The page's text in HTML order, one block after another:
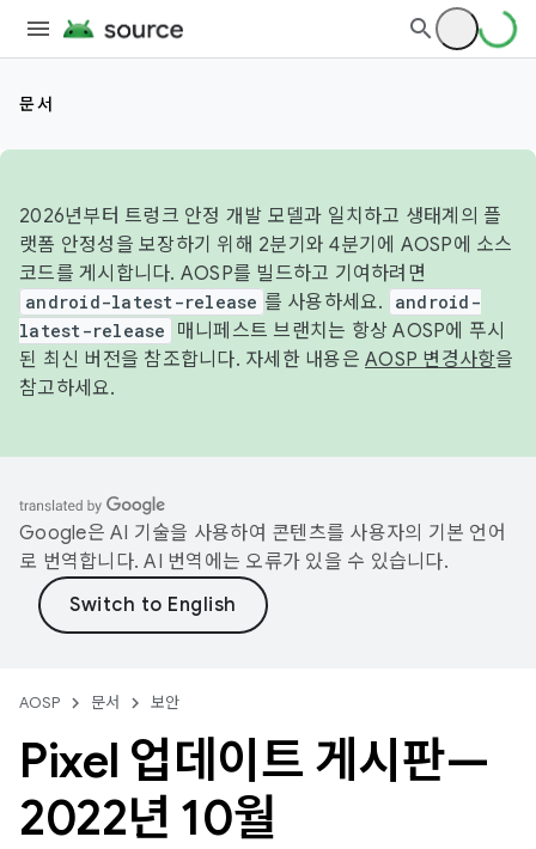
문서
2026년부터 트렁크 안정 개발 모델과 일치하고 생태계의 플
랫폼 안정성을 보장하기 위해 2분기와 4분기에 AOSP에 소스
코드를 게시합니다. AOSP를 빌드하고 기여하려면
android-latest-release 를 사용하세요.
android-
latest-release
매니페스트 브랜치는 항상 AOSP에 푸시
된 최신 버전을 참조합니다. 자세한 내용은 AOSP 변경사항을
참고하세요.
Google은 AI 기술을 사용하여 콘텐츠를 사용자의 기본 언어
로 번역합니다. AI 번역에는 오류가 있을 수 있습니다.
AOSP 문서 보안
Pixel 업데이트 게시판—
2022년 10월